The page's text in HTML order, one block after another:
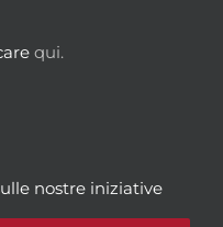
qui.
nostre iniziative